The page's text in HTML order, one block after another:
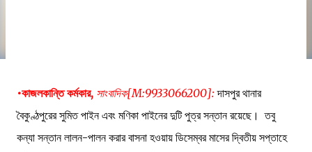
•কাজলকান্তি কর্মকার, সাংবাদিক[M:9933066200]: দাসপুর থানার
বৈকুণ্ঠপুরের সুমিত পাইন এবং মণিকা পাইনের দুটি পুত্র সন্তান রয়েছে। তবু
কন্যা সন্তান লালন-পালন করার বাসনা হওয়ায় ডিসেম্বর মাসের দ্বিতীয় সপ্তাহে